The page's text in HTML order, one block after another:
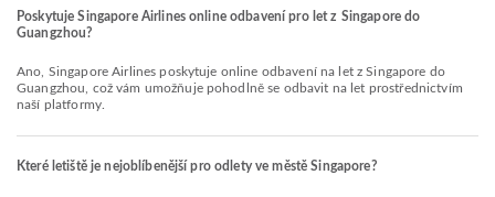
Poskytuje Singapore Airlines online odbavení pro let z Singapore do
Guangzhou?
Ano, Singapore Airlines poskytuje online odbavení na let z Singapore do
Guangzhou, což vám umožňuje pohodlně se odbavit na let prostřednictvím
naší platformy.
Které letiště je nejoblíbenější pro odlety ve městě Singapore?